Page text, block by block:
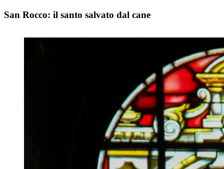
San Rocco: il santo salvato dal cane